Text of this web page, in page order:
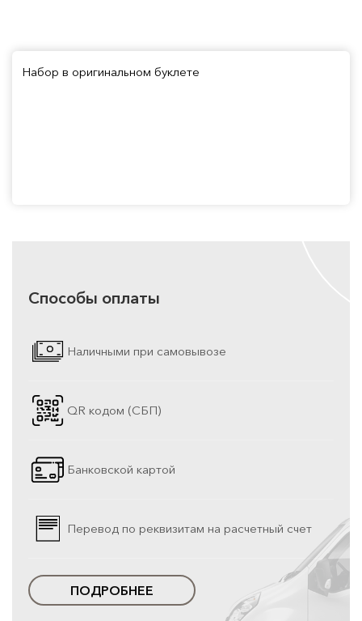
Набор в оригинальном буклете
Способы оплаты
Наличными при самовывозе
QR кодом (СБП)
Банковской картой
Перевод по реквизитам на расчетный счет
ПОДРОБНЕЕ